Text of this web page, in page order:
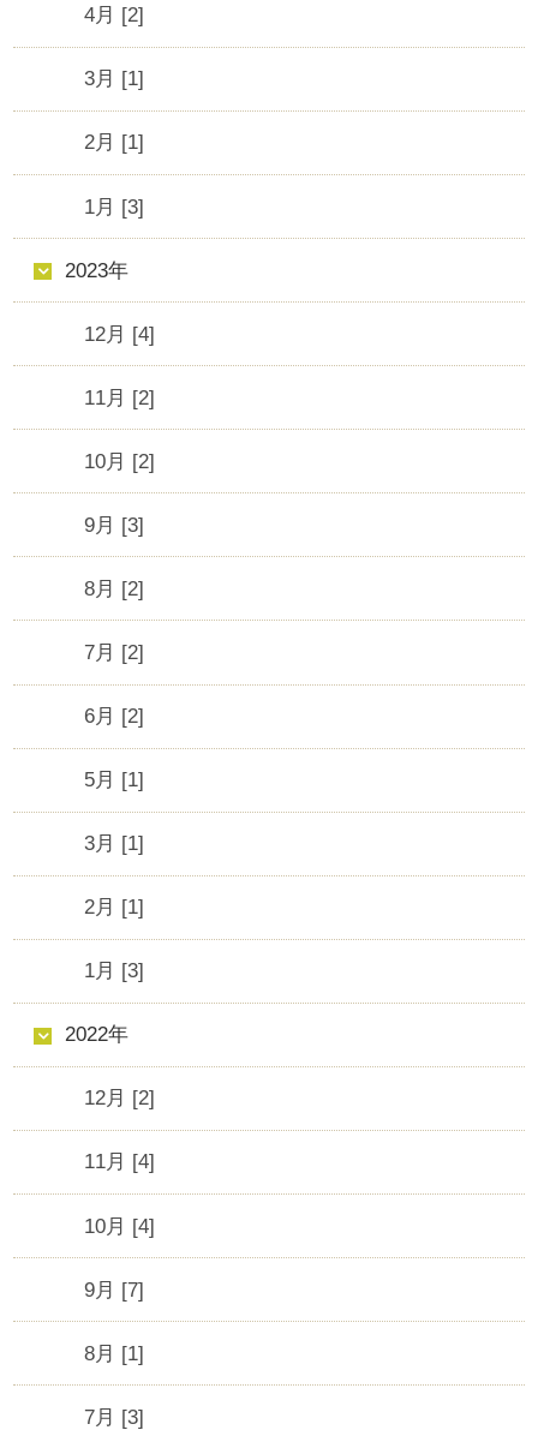
4月 [2]
3月 [1]
2月 [1]
1月 [3]
2023年
12月 [4]
11月 [2]
10月 [2]
9月 [3]
8月 [2]
7月 [2]
6月 [2]
5月 [1]
3月 [1]
2月 [1]
1月 [3]
2022年
12月 [2]
11月 [4]
10月 [4]
9月 [7]
8月 [1]
7月 [3]